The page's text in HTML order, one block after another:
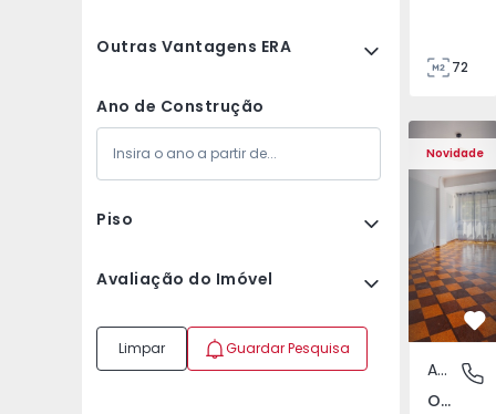
Outras Vantagens ERA
Ano de Construção
Piso
Avaliação do Imóvel
Limpar Guardar Pesquisa
72
Novidade
Apartamento T5
Olivais,
Apartamento
Olivais, Lisboa